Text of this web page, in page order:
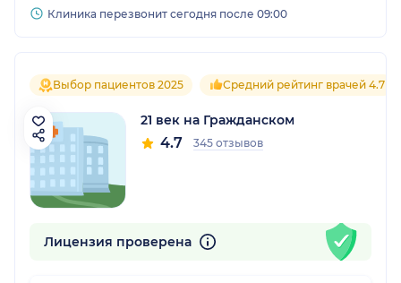
Клиника перезвонит сегодня после 09:00
Выбор пациентов 2025 Средний рейтинг врачей 4.7
21 век на Гражданском
4.7 345 отзывов
Лицензия проверена